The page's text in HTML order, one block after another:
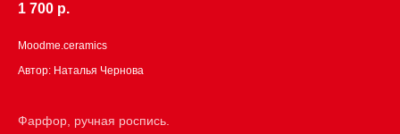
1 700 р.
Moodme.ceramics
Автор: Наталья Чернова
Фарфор, ручная роспись.